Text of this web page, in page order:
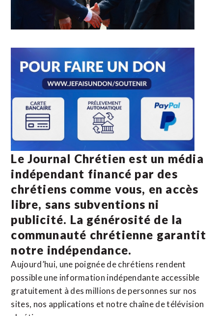
Le Journal Chrétien est un média
indépendant financé par des
chrétiens comme vous, en accès
libre, sans subventions ni
publicité. La générosité de la
communauté chrétienne garantit
notre indépendance.
Aujourd’hui, une poignée de chrétiens rendent
possible une information indépendante accessible
gratuitement à des millions de personnes sur nos
sites, nos applications et notre chaîne de télévision